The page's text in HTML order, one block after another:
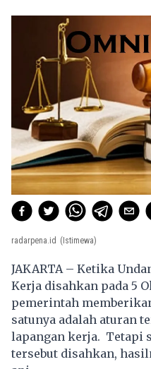
radarpena.id (Istimewa)
JAKARTA – Ketika
Kerja disahkan pada 5
pemerintah
satunya adalah aturan
lapangan kerja. Tetapi
tersebut disahkan,